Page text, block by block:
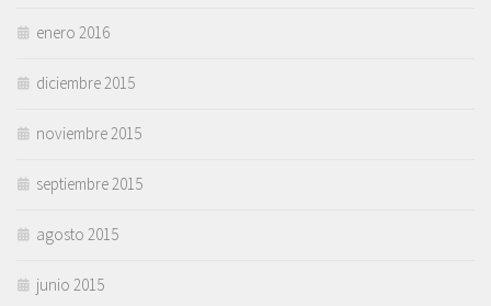
enero 2016
diciembre 2015
noviembre 2015
septiembre 2015
agosto 2015
junio 2015